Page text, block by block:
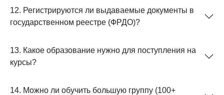
12. Регистрируются ли выдаваемые документы в
государственном реестре (ФРДО)?
13. Какое образование нужно для поступления на
курсы?
14. Можно ли обучить большую группу (100+